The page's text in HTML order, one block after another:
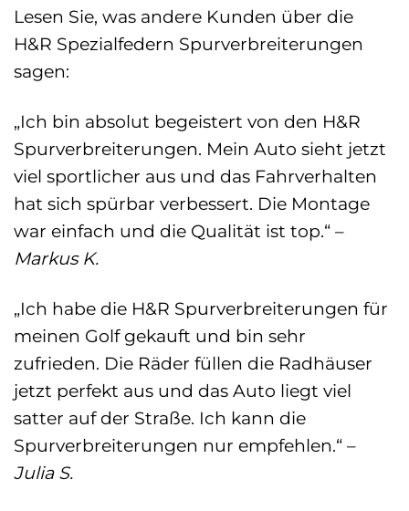
Lesen Sie, was andere Kunden über die
H&R Spezialfedern Spurverbreiterungen
sagen:
„Ich bin absolut begeistert von den H&R
Spurverbreiterungen. Mein Auto sieht jetzt
viel sportlicher aus und das Fahrverhalten
hat sich spürbar verbessert. Die Montage
war einfach und die Qualität ist top.“ –
Markus K.
„Ich habe die H&R Spurverbreiterungen für
meinen Golf gekauft und bin sehr
zufrieden. Die Räder füllen die Radhäuser
jetzt perfekt aus und das Auto liegt viel
satter auf der Straße. Ich kann die
Spurverbreiterungen nur empfehlen.“ –
Julia S.